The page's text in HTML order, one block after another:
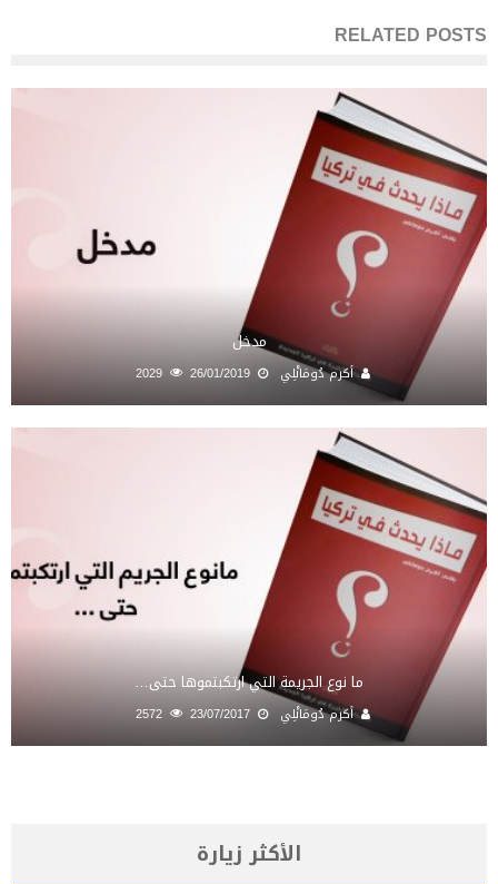
RELATED POSTS
مدخل
أكرم دُومَانْلِي 26/01/2019
ما نوع الجريمة التي ارتكبتموها حتى…
أكرم دُومَانْلِي 23/07/2017
الأكثر زيارة